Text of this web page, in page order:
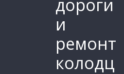
дороги
и
ремонт
колодц